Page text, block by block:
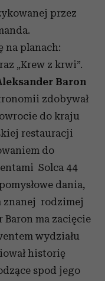
przez
na planach:
„Krew z krwi”.
Baron
zdobywał
do kraju
restauracji
do
Solca 44
dania,
znanej rodzimej
ma zacięcie
wydziału
historię
spod jego